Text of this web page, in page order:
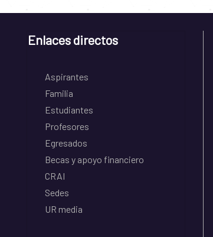
Enlaces directos
Aspirantes
Familia
Estudiantes
Profesores
Egresados
Becas y apoyo financiero
CRAI
Sedes
UR media